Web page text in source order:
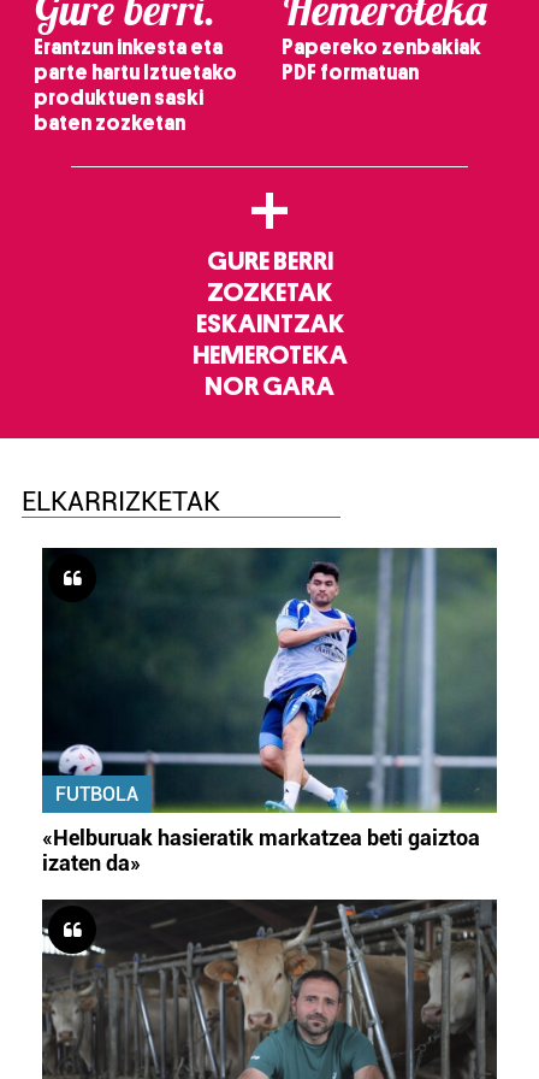
Erantzun inkesta eta
parte hartu Iztuetako
produktuen saski
baten zozketan
Papereko zenbakiak
PDF formatuan
+
GURE BERRI
ZOZKETAK
ESKAINTZAK
HEMEROTEKA
NOR GARA
ELKARRIZKETAK
FUTBOLA
«Helburuak hasieratik markatzea beti gaiztoa
izaten da»